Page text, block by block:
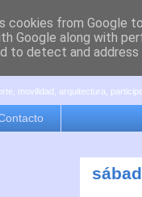
movilidad, arquitectura,
cookies from Google
Google along with
to detect and address